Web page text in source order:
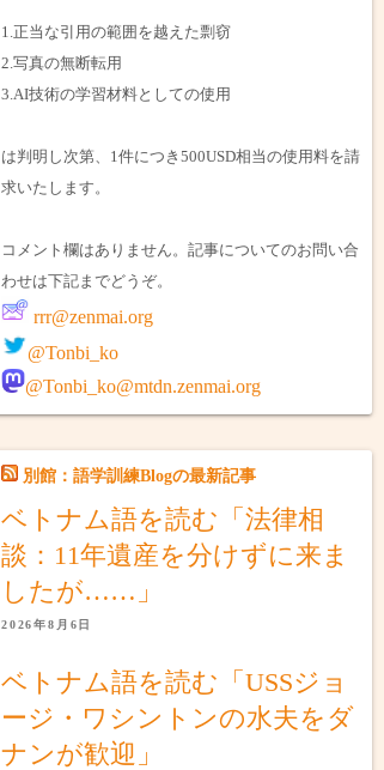
1.正当な引用の範囲を越えた剽窃
2.写真の無断転用
3.AI技術の学習材料としての使用
は判明し次第、1件につき500USD相当の使用料を請
求いたします。
コメント欄はありません。記事についてのお問い合
わせは下記までどうぞ。
rrr@zenmai.org
@Tonbi_ko
@Tonbi_ko@mtdn.zenmai.org
別館：語学訓練Blogの最新記事
ベトナム語を読む「法律相
談：11年遺産を分けずに来ま
したが……」
2026年8月6日
ベトナム語を読む「USSジョ
ージ・ワシントンの水夫をダ
ナンが歓迎」